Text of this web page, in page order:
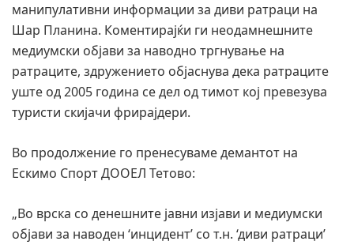
манипулативни информации за диви ратраци на
Шар Планина. Коментирајќи ги неодамнешните
медиумски објави за наводно тргнување на
ратраците, здружението објаснува дека ратраците
уште од 2005 година се дел од тимот кој превезува
туристи скијачи фрирајдери.
Во продолжение го пренесуваме демантот на
Ескимо Спорт ДООЕЛ Тетово:
„Во врска со денешните јавни изјави и медиумски
објави за наводен ‘инцидент’ со т.н. ‘диви ратраци’